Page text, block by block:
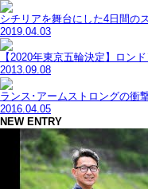
シチリアを舞台にした4日間の
2019.04.03
【2020年東京五輪決定】ロン
2013.09.08
ランス･アームストロングの衝
2016.04.05
NEW ENTRY